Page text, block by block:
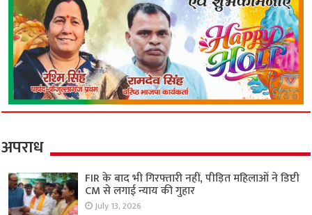
अपराध
FIR के बाद भी गिरफ्तारी नहीं, पीड़ित महिलाओं ने डिप्टी
CM से लगाई न्याय की गुहार
July 13, 2026